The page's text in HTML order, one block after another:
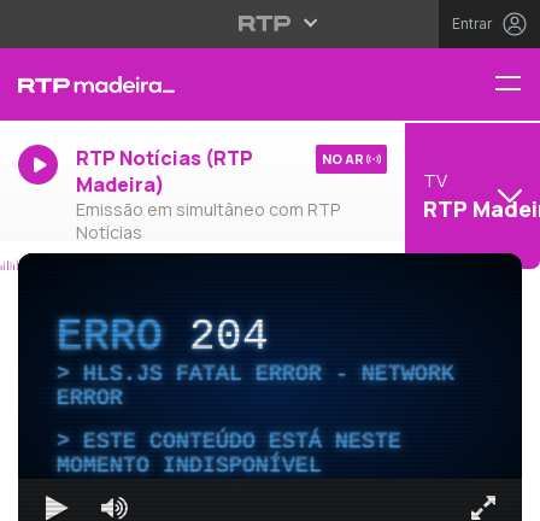
Entrar
RTP Notícias (RTP
Madeira)
Emissão em simultâneo com RTP
Notícias
NO AR
TV
RTP
ERRO204
HLS.JS FATAL ERROR - NETWORK
ERROR
ESTE CONTEÚDO ESTÁ NESTE
MOMENTO INDISPONÍVEL